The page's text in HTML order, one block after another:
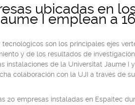
ubicadas en
I emplean a
son los principales ejes
y de los resultados de
instalaciones de la Universitat Jaume I
colaboración con la UJI a través de
20 empresas instaladas en Espaitec